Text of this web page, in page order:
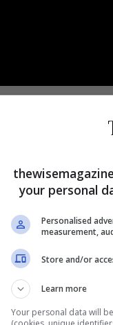
irregolare che
lo studio
questa pratica,
vengono
arrogante
sono spesso
e Novanta.
annotano: Kobe
Charles
your personal
Personalised
measurement,
Store and/or
Learn more
Your personal data will